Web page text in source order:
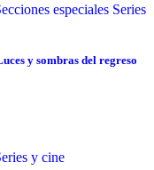
especiales Series
y sombras del regreso
y cine